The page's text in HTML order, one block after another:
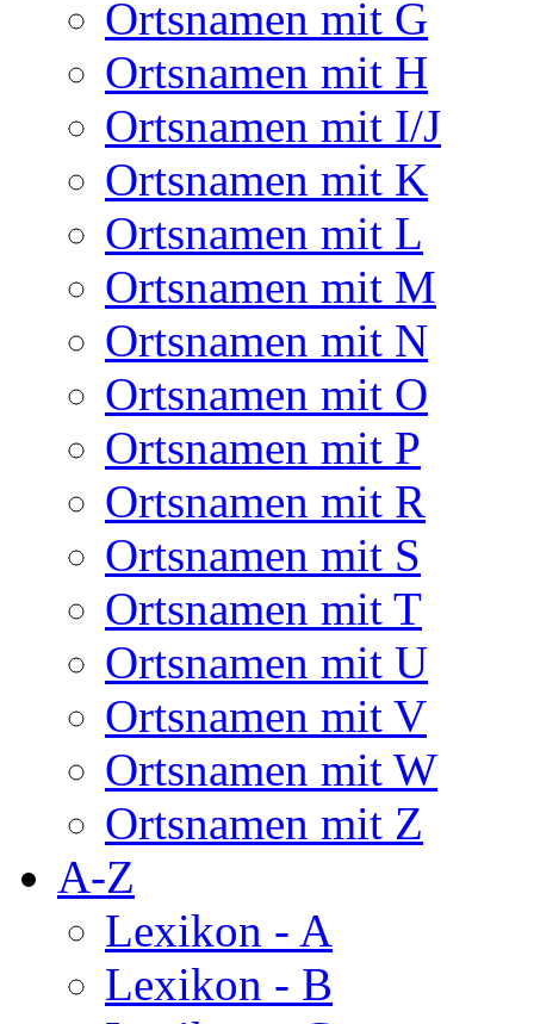
Ortsnamen mit G
Ortsnamen mit H
Ortsnamen mit I/J
Ortsnamen mit K
Ortsnamen mit L
Ortsnamen mit M
Ortsnamen mit N
Ortsnamen mit O
Ortsnamen mit P
Ortsnamen mit R
Ortsnamen mit S
Ortsnamen mit T
Ortsnamen mit U
Ortsnamen mit V
Ortsnamen mit W
Ortsnamen mit Z
A-Z
Lexikon - A
Lexikon - B